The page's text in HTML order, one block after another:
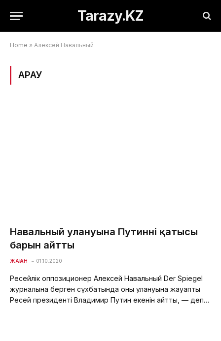
Tarazy.KZ
Home » Алексей Навальный
ҚАРАУ
Навальный улануына Путиннің қатысы
барын айтты
ЖАҺАН 01.10.2020
Ресейлік оппозиционер Алексей Навальный Der Spiegel
журналына берген сұхбатында оның улануына жауапты
Ресей президенті Владимир Путин екенін айтты, — деп…